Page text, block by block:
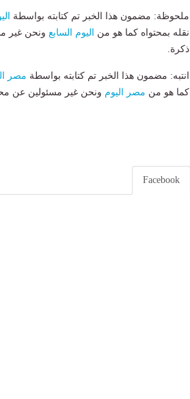
ملحوظة: مضمون هذا الخبر تم كتابته بواسطة
نقله بمحتواه كما هو من
اليوم السابع ونحن غير
ذكرة.
انتبه: مضمون هذا الخبر تم كتابته بواسطة مصر
كما هو من مصر اليوم ونحن غير مسئولين عن
Facebook